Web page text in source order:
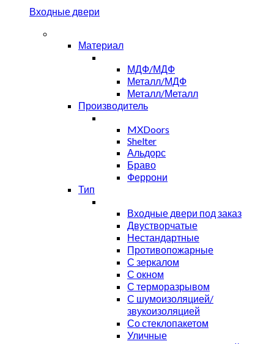
Входные двери
Материал
МДФ/МДФ
Металл/МДФ
Металл/Металл
Производитель
MXDoors
Shelter
Альдорс
Браво
Феррони
Тип
Входные двери под заказ
Двустворчатые
Нестандартные
Противопожарные
С зеркалом
С окном
С терморазрывом
С шумоизоляцией/
звукоизоляцией
Со стеклопакетом
Уличные